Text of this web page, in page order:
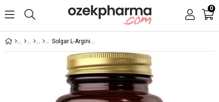
0
Solgar L-Arginine 500 MG 50 Kapsül